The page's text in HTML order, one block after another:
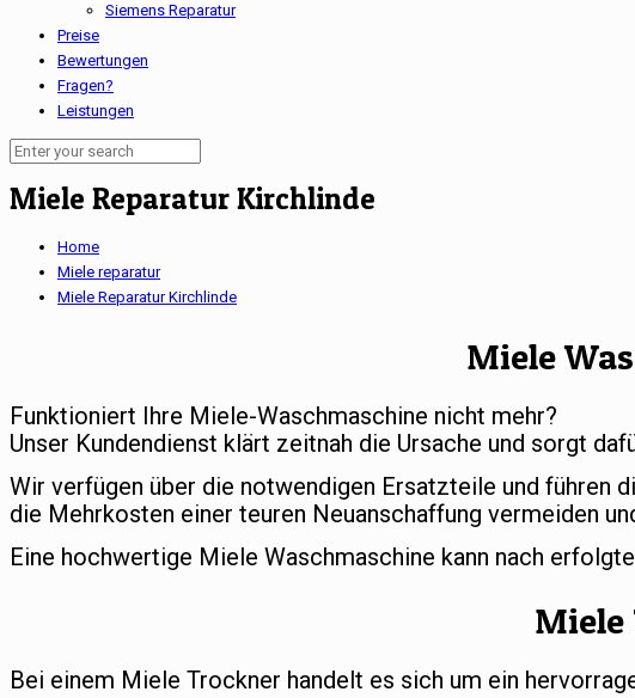
Siemens Reparatur
Preise
Bewertungen
Fragen?
Leistungen
Miele Reparatur Kirchlinde
Home
Miele reparatur
Miele Reparatur Kirchlinde
Miele
Funktioniert Ihre Miele-Waschmaschine nicht mehr?
Unser Kundendienst klärt zeitnah die Ursache und sorgt
Wir verfügen über die notwendigen Ersatzteile und führen
die Mehrkosten einer teuren Neuanschaffung vermeiden
Eine hochwertige Miele Waschmaschine kann nach
Miele
Bei einem Miele Trockner handelt es sich um ein